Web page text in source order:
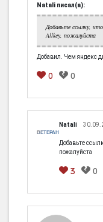
Natali писал(а):
Добавьте ссылку,
Allkey, пожалуйста
Добавил. Чем яндекс
0 0
ВЕТЕРАН
Natali
Добавьте
пожалуйста
3 0